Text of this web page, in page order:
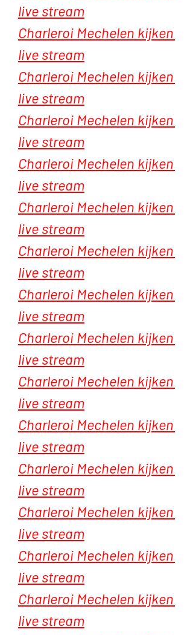
live stream
Charleroi Mechelen kijken
live stream
Charleroi Mechelen kijken
live stream
Charleroi Mechelen kijken
live stream
Charleroi Mechelen kijken
live stream
Charleroi Mechelen kijken
live stream
Charleroi Mechelen kijken
live stream
Charleroi Mechelen kijken
live stream
Charleroi Mechelen kijken
live stream
Charleroi Mechelen kijken
live stream
Charleroi Mechelen kijken
live stream
Charleroi Mechelen kijken
live stream
Charleroi Mechelen kijken
live stream
Charleroi Mechelen kijken
live stream
Charleroi Mechelen kijken
live stream